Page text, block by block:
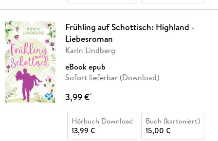
Frühling auf Schottisch: Highland -
Liebesroman
Karin Lindberg
eBook epub
Sofort lieferbar (Download)
3,99 €*
Hörbuch Download
13,99 €
Buch (kartoniert)
15,00 €